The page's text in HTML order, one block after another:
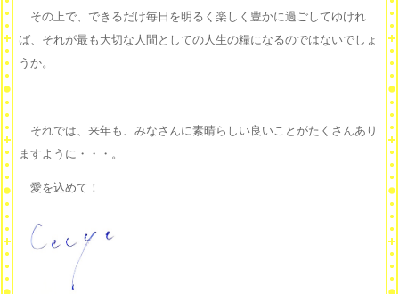
その上で、できるだけ毎日を明るく楽しく豊かに過ごしてゆけれ
ば、それが最も大切な人間としての人生の糧になるのではないでしょ
うか。
それでは、来年も、みなさんに素晴らしい良いことがたくさんあり
ますように・・・。
愛を込めて！